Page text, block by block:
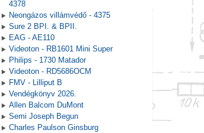
4378
Neongázos villámvédő - 4375
Sure 2 BPI. & BPII.
EAG - AE110
Videoton - RB1601 Mini Super
Philips - 1730 Matador
Videoton - RD5686OCM
FMV - Lilliput B
Vendégkönyv 2026.
Allen Balcom DuMont
Semi Joseph Begun
Charles Paulson Ginsburg